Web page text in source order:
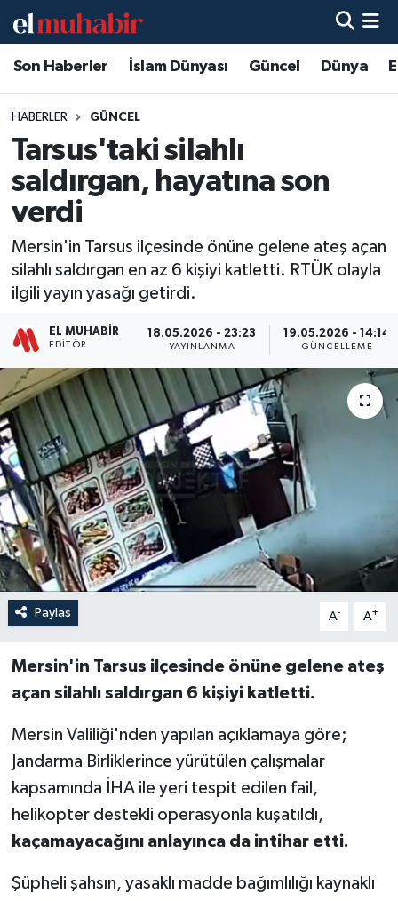
Son Haberler İslam Dünyası Güncel Dünya
HABERLER GÜNCEL
Tarsus'taki silahlı
saldırgan, hayatına son
verdi
Mersin'in Tarsus ilçesinde önüne gelene ateş açan
silahlı saldırgan en az 6 kişiyi katletti. RTÜK olayla
ilgili yayın yasağı getirdi.
EL MUHABIR
EDITÖR
18.05.2026 - 23:23
YAYINLANMA
19.05.2026 - 14:14
GÜNCELLEME
Paylaş A- A+
Mersin'in Tarsus ilçesinde önüne gelene ateş
açan silahlı saldırgan 6 kişiyi katletti.
Mersin Valiliği'nden yapılan açıklamaya göre;
Jandarma Birliklerince yürütülen çalışmalar
kapsamında İHA ile yeri tespit edilen fail,
helikopter destekli operasyonla kuşatıldı,
kaçamayacağını anlayınca da intihar etti.
Şüpheli şahsın, yasaklı madde bağımlılığı kaynaklı
Hava Durumu
Trafik Durumu
Süper Lig Puan Durumu ve Fikstür
Tüm Manşetler
Son Dakika Haberleri
Haber Arşivi